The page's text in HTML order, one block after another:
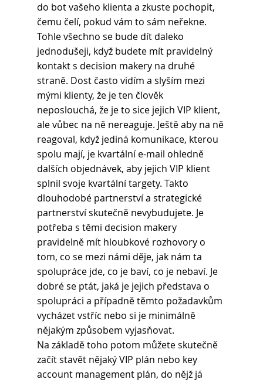
do bot vašeho klienta a zkuste pochopit,
čemu čelí, pokud vám to sám neřekne.
Tohle všechno se bude dít daleko
jednodušeji, když budete mít pravidelný
kontakt s decision makery na druhé
straně. Dost často vidím a slyším mezi
mými klienty, že je ten člověk
neposlouchá, že je to sice jejich VIP klient,
ale vůbec na ně nereaguje. Ještě aby na ně
reagoval, když jediná komunikace, kterou
spolu mají, je kvartální e-mail ohledně
dalších objednávek, aby jejich VIP klient
splnil svoje kvartální targety. Takto
dlouhodobé partnerství a strategické
partnerství skutečně nevybudujete. Je
potřeba s těmi decision makery
pravidelně mít hloubkové rozhovory o
tom, co se mezi námi děje, jak nám ta
spolupráce jde, co je baví, co je nebaví. Je
dobré se ptát, jaká je jejich představa o
spolupráci a případně těmto požadavkům
vycházet vstříc nebo si je minimálně
nějakým způsobem vyjasňovat.
Na základě toho potom můžete skutečně
začít stavět nějaký VIP plán nebo key
account management plán, do nějž já